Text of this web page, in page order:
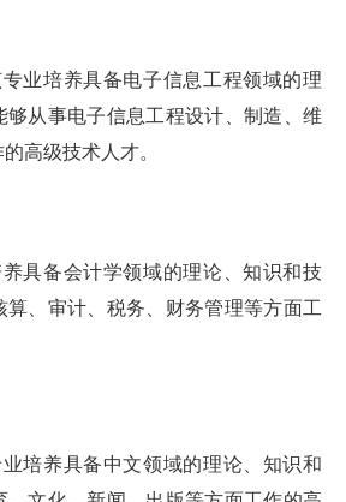
业培养具备电子信息工程领域的理
够从事电子信息工程设计、制造、维
高级技术人才。
具备会计学领域的理论、知识和技
算、审计、税务、财务管理等方面工
培养具备中文领域的理论、知识和